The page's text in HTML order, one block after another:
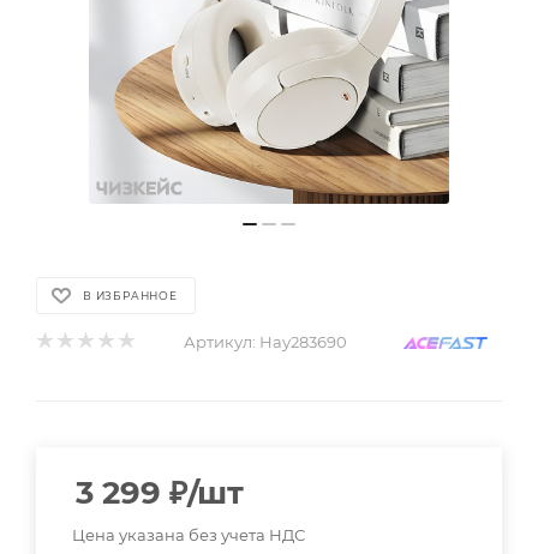
В ИЗБРАННОЕ
Артикул: Нау283690
3 299 ₽/шт
Цена указана без учета НДС